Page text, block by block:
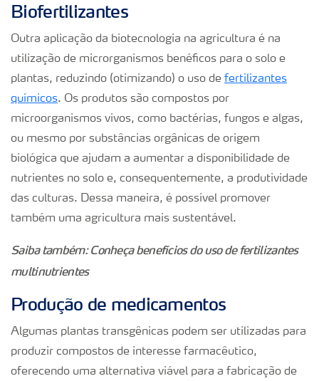
Biofertilizantes
Outra aplicação da biotecnologia na agricultura é na
utilização de microrganismos benéficos para o solo e
plantas, reduzindo (otimizando) o uso de fertilizantes
químicos. Os produtos são compostos por
microorganismos vivos, como bactérias, fungos e algas,
ou mesmo por substâncias orgânicas de origem
biológica que ajudam a aumentar a disponibilidade de
nutrientes no solo e, consequentemente, a produtividade
das culturas. Dessa maneira, é possível promover
também uma agricultura mais sustentável.
Saiba também: Conheça benefícios do uso de fertilizantes
multinutrientes
Produção de medicamentos
Algumas plantas transgênicas podem ser utilizadas para
produzir compostos de interesse farmacêutico,
oferecendo uma alternativa viável para a fabricação de